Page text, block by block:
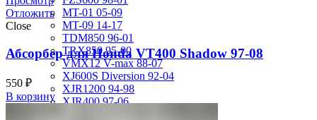
MT-01 05-09
MT-09 14-17
TDM850 96-01
TRX850 95-00
VMX12 V-max 88-07
XJ600S Diversion 92-04
XJR1200 94-98
XJR400 97-06
Отложить
Close
Абсорбер для Honda VT400 Shadow 97-08
550 ₽
В корзину